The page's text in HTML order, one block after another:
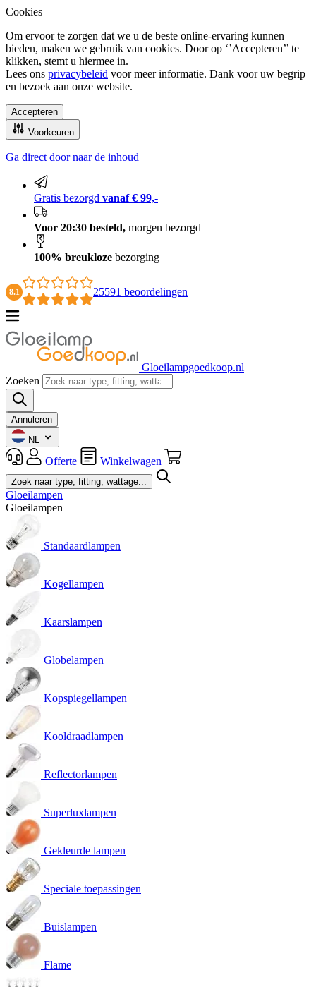
Cookies
Om ervoor te zorgen dat we u de beste online-ervaring kunnen
bieden, maken we gebruik van cookies. Door op ‘’Accepteren’’ te
klikken, stemt u hiermee in.
Lees ons privacybeleid voor meer informatie. Dank voor uw begrip
en bezoek aan onze website.
Accepteren
Voorkeuren
100% breukloze bezorging
Ga direct door naar de inhoud
Gratis bezorgd vanaf € 99,-
Voor 20:30 besteld, morgen bezorgd
100% breukloze bezorging
8.1 25591 beoordelingen
Gloeilampgoedkoop.nl
Zoeken
Annuleren
NL
Offerte Winkelwagen
Gloeilampen
Gloeilampen
Standaardlampen
Kogellampen
Kaarslampen
Globelampen
Kopspiegellampen
Kooldraadlampen
Reflectorlampen
Superluxlampen
Gekleurde lampen
Speciale toepassingen
Buislampen
Flame